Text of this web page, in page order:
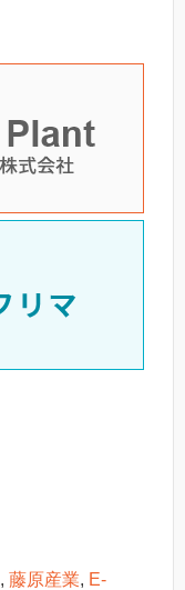
, 藤原産業, E-